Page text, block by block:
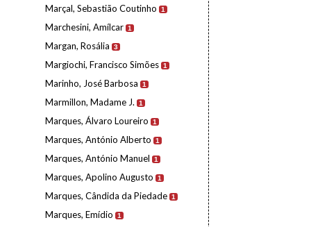
Marçal, Sebastião Coutinho 1
Marchesini, Amílcar 1
Margan, Rosália 3
Margiochi, Francisco Simões 1
Marinho, José Barbosa 1
Marmillon, Madame J. 1
Marques, Álvaro Loureiro 1
Marques, António Alberto 1
Marques, António Manuel 1
Marques, Apolino Augusto 1
Marques, Cândida da Piedade 1
Marques, Emídio 1